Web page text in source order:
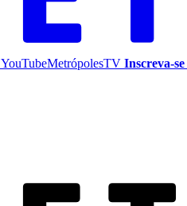
YouTubeMetrópolesTV Inscreva-se